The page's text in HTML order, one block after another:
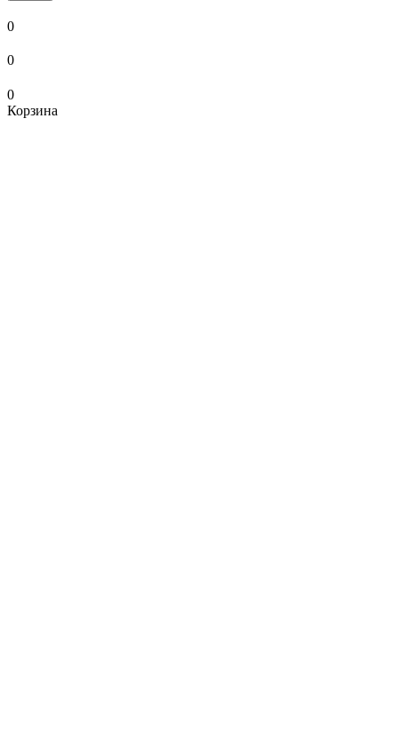
0
0
0
Корзина